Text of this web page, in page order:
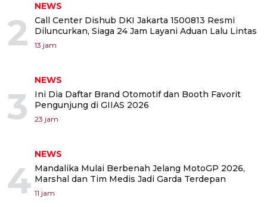
2
NEWS
Call Center Dishub DKI Jakarta 1500813 Resmi
Diluncurkan, Siaga 24 Jam Layani Aduan Lalu Lintas
13 jam
3
NEWS
Ini Dia Daftar Brand Otomotif dan Booth Favorit
Pengunjung di GIIAS 2026
23 jam
4
NEWS
Mandalika Mulai Berbenah Jelang MotoGP 2026,
Marshal dan Tim Medis Jadi Garda Terdepan
11 jam